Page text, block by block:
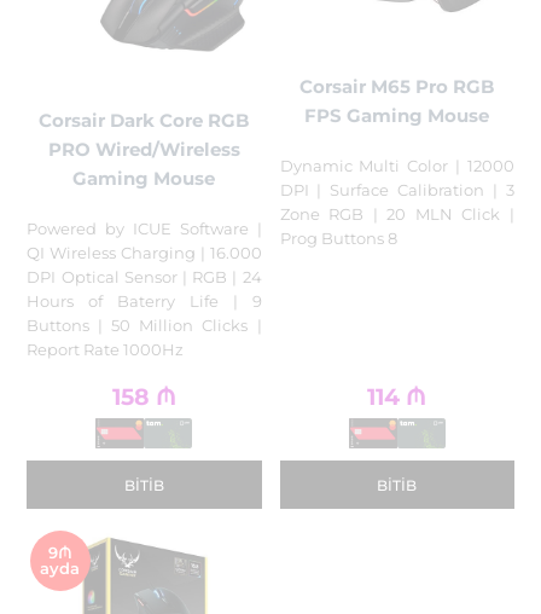
Corsair Dark Core RGB
PRO Wired/Wireless
Gaming Mouse
Powered by ICUE Software |
QI Wireless Charging | 16.000
DPI Optical Sensor | RGB | 24
Hours of Baterry Life | 9
Buttons | 50 Million Clicks |
Report Rate 1000Hz
158 ₼
BITIB
Corsair M65 Pro RGB
FPS Gaming Mouse
Dynamic Multi Color | 12000
DPI | Surface Calibration | 3
Zone RGB | 20 MLN Click |
Prog Buttons 8
114 ₼
BITIB
9₼
ayda